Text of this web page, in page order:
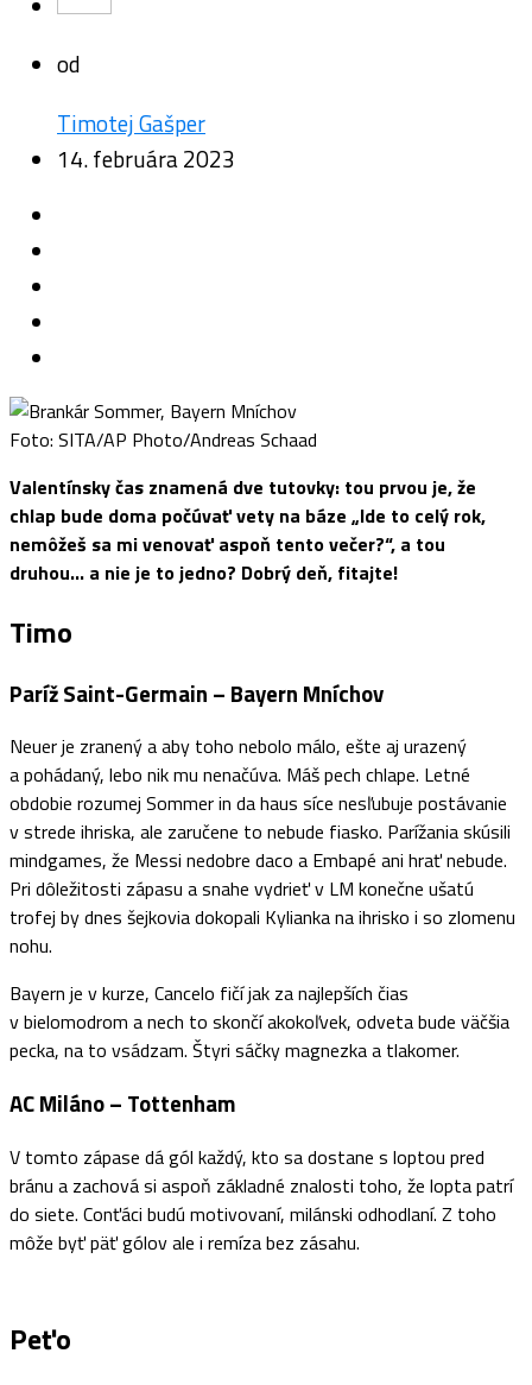
od
Timotej Gašper
14. februára 2023
Foto: SITA/AP Photo/Andreas Schaad
Valentínsky čas znamená dve tutovky: tou prvou je, že
chlap bude doma počúvať vety na báze „Ide to celý rok,
nemôžeš sa mi venovať aspoň tento večer?“, a tou
druhou… a nie je to jedno? Dobrý deň, fitajte!
Timo
Paríž Saint-Germain – Bayern Mníchov
Neuer je zranený a aby toho nebolo málo, ešte aj urazený
a pohádaný, lebo nik mu nenačúva. Máš pech chlape. Letné
obdobie rozumej Sommer in da haus síce nesľubuje postávanie
v strede ihriska, ale zaručene to nebude fiasko. Parížania skúsili
mindgames, že Messi nedobre daco a Embapé ani hrať nebude.
Pri dôležitosti zápasu a snahe vydrieť v LM konečne ušatú
trofej by dnes šejkovia dokopali Kylianka na ihrisko i so zlomenu
nohu.
Bayern je v kurze, Cancelo fičí jak za najlepších čias
v bielomodrom a nech to skončí akokoľvek, odveta bude väčšia
pecka, na to vsádzam. Štyri sáčky magnezka a tlakomer.
AC Miláno – Tottenham
V tomto zápase dá gól každý, kto sa dostane s loptou pred
bránu a zachová si aspoň základné znalosti toho, že lopta patrí
do siete. Conťáci budú motivovaní, milánski odhodlaní. Z toho
môže byť päť gólov ale i remíza bez zásahu.
Peťo